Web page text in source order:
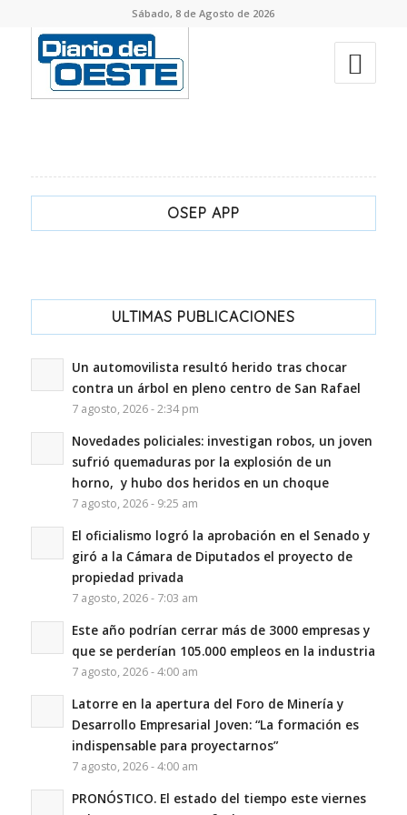
Sábado, 8 de Agosto de 2026
OSEP APP
ULTIMAS PUBLICACIONES
Un automovilista resultó herido tras chocar
contra un árbol en pleno centro de San Rafael
7 agosto, 2026 - 2:34 pm
Novedades policiales: investigan robos, un joven
sufrió quemaduras por la explosión de un
horno, y hubo dos heridos en un choque
7 agosto, 2026 - 9:25 am
El oficialismo logró la aprobación en el Senado y
giró a la Cámara de Diputados el proyecto de
propiedad privada
7 agosto, 2026 - 7:03 am
Este año podrían cerrar más de 3000 empresas y
que se perderían 105.000 empleos en la industria
7 agosto, 2026 - 4:00 am
Latorre en la apertura del Foro de Minería y
Desarrollo Empresarial Joven: “La formación es
indispensable para proyectarnos”
7 agosto, 2026 - 4:00 am
PRONÓSTICO. El estado del tiempo este viernes